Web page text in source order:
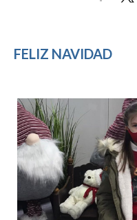
FELIZ NAVIDAD